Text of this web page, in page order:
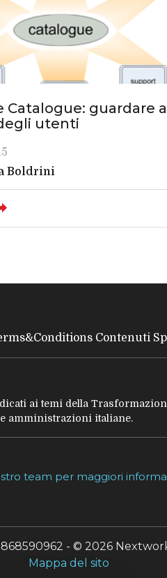
Catalogue: guardare
utenti
Boldrini
Contenuti
ai temi della
amministrazioni italiane.
team per maggiori
- © 2026
Mappa del sito